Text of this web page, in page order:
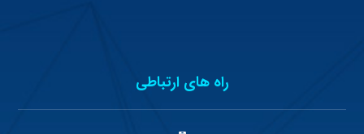
راه های ارتباطی